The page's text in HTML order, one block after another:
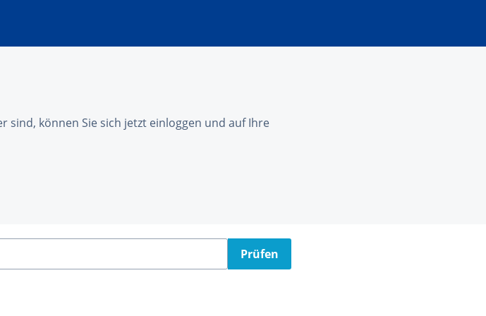
sind, können Sie sich jetzt einloggen und auf Ihre
Prüfen